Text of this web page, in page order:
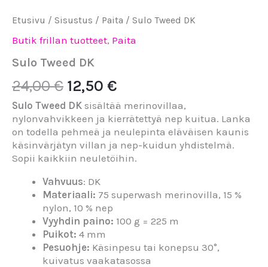
Etusivu / Sisustus / Paita / Sulo Tweed DK
Butik frillan tuotteet, Paita
Sulo Tweed DK
24,00€ 12,50 €
Sulo Tweed DK sisältää merinovillaa,
nylonvahvikkeen ja kierrätettyä nep kuitua. Lanka
on todella pehmeä ja neulepinta eläväisen kaunis
käsinvärjätyn villan ja nep-kuidun yhdistelmä.
Sopii kaikkiin neuletöihin.
Vahvuus: DK
Materiaali: 75 superwash merinovilla, 15 %
nylon, 10 % nep
Vyyhdin paino: 100 g = 225 m
Puikot: 4 mm
Pesuohje: Käsinpesu tai konepsu 30°,
kuivatus vaakatasossa